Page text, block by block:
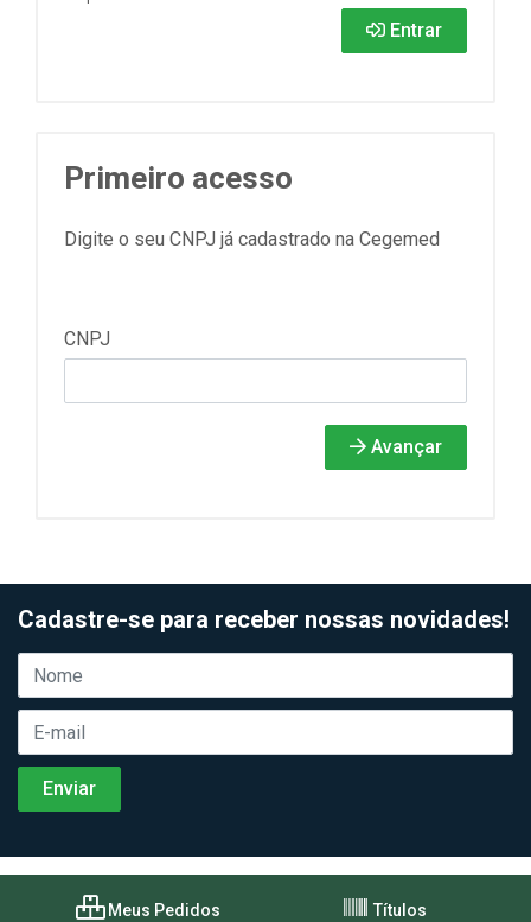
Entrar
Primeiro acesso
Digite o seu CNPJ já cadastrado na Cegemed
CNPJ
Avançar
Cadastre-se para receber nossas novidades!
Meus Pedidos Títulos